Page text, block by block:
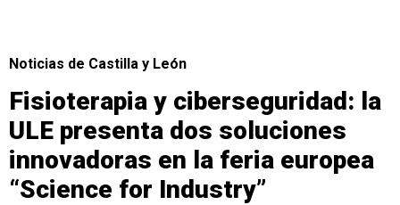
Noticias de Castilla y León
Fisioterapia y ciberseguridad: la
ULE presenta dos soluciones
innovadoras en la feria europea
“Science for Industry”